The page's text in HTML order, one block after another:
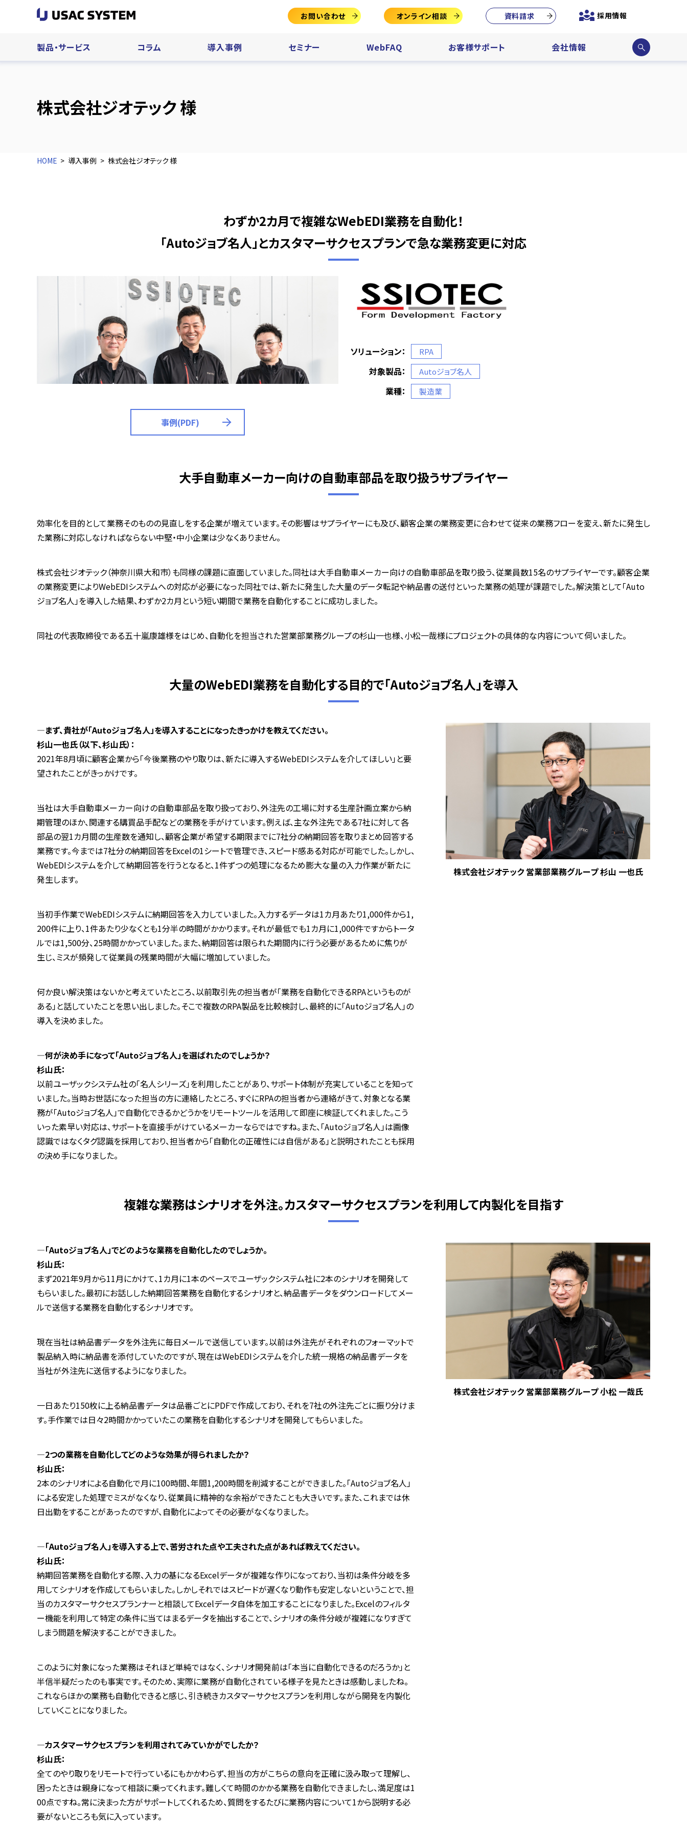
製品・サービス コラム 導入事例 セミナー WebFAQ お客様サポート 会社情報
サイ
ト内
お問い合わせ オンライン相談 資料請求 採用情報
株式会社ジオテック 様
HOME 導入事例 株式会社ジオテック 様
わずか2カ月で複雑なWebEDI業務を自動化！
「Autoジョブ名人」とカスタマーサクセスプランで急な業務変更に対応
ソリューション： RPA
対象製品： Autoジョブ名人
業種： 製造業
事例(PDF)
大手自動車メーカー向けの自動車部品を取り扱うサプライヤー
効率化を目的として業務そのものの見直しをする企業が増えています。その影響はサプライヤーにも及び、顧客企業の業務変更に合わせて従来の業務フローを変え、新たに発生し
た業務に対応しなければならない中堅・中小企業は少なくありません。
株式会社ジオテック（神奈川県大和市）も同様の課題に直面していました。同社は大手自動車メーカー向けの自動車部品を取り扱う、従業員数15名のサプライヤーです。顧客企業
の業務変更によりWebEDIシステムへの対応が必要になった同社では、新たに発生した大量のデータ転記や納品書の送付といった業務の処理が課題でした。解決策として「Auto
ジョブ名人」を導入した結果、わずか2カ月という短い期間で業務を自動化することに成功しました。
同社の代表取締役である五十嵐康雄様をはじめ、自動化を担当された営業部業務グループの杉山一也様、小松一哉様にプロジェクトの具体的な内容について伺いました。
大量のWebEDI業務を自動化する目的で「Autoジョブ名人」を導入
株式会社ジオテック 営業部業務グループ 杉山 一也氏
―まず、貴社が「Autoジョブ名人」を導入することになったきっかけを教えてください。
杉山一也氏（以下、杉山氏）：
2021年8月頃に顧客企業から「今後業務のやり取りは、新たに導入するWebEDIシステムを介してほしい」と要
望されたことがきっかけです。
当社は大手自動車メーカー向けの自動車部品を取り扱っており、外注先の工場に対する生産計画立案から納
期管理のほか、関連する購買品手配などの業務を手がけています。例えば、主な外注先である7社に対して各
部品の翌1カ月間の生産数を通知し、顧客企業が希望する期限までに7社分の納期回答を取りまとめ回答する
業務です。今までは7社分の納期回答をExcelの1シートで管理でき、スピード感ある対応が可能でした。しかし、
WebEDIシステムを介して納期回答を行うとなると、1件ずつの処理になるため膨大な量の入力作業が新たに
発生します。
当初手作業でWebEDIシステムに納期回答を入力していました。入力するデータは1カ月あたり1,000件から1,
200件に上り、1件あたり少なくとも1分半の時間がかかります。それが最低でも1カ月に1,000件ですからトータ
ルでは1,500分、25時間かかっていました。また、納期回答は限られた期間内に行う必要があるために焦りが
生じ、ミスが頻発して従業員の残業時間が大幅に増加していました。
何か良い解決策はないかと考えていたところ、以前取引先の担当者が「業務を自動化できるRPAというものが
ある」と話していたことを思い出しました。そこで複数のRPA製品を比較検討し、最終的に「Autoジョブ名人」の
導入を決めました。
―何が決め手になって「Autoジョブ名人」を選ばれたのでしょうか？
杉山氏：
以前ユーザックシステム社の「名人シリーズ」を利用したことがあり、サポート体制が充実していることを知って
いました。当時お世話になった担当の方に連絡したところ、すぐにRPAの担当者から連絡がきて、対象となる業
務が「Autoジョブ名人」で自動化できるかどうかをリモートツールを活用して即座に検証してくれました。こう
いった素早い対応は、サポートを直接手がけているメーカーならではですね。また、「Autoジョブ名人」は画像
認識ではなくタグ認識を採用しており、担当者から「自動化の正確性には自信がある」と説明されたことも採用
の決め手になりました。
複雑な業務はシナリオを外注。カスタマーサクセスプランを利用して内製化を目指す
株式会社ジオテック 営業部業務グループ 小松 一哉氏
―「Autoジョブ名人」でどのような業務を自動化したのでしょうか。
杉山氏：
まず2021年9月から11月にかけて、1カ月に1本のペースでユーザックシステム社に2本のシナリオを開発して
もらいました。最初にお話しした納期回答業務を自動化するシナリオと、納品書データをダウンロードしてメー
ルで送信する業務を自動化するシナリオです。
現在当社は納品書データを外注先に毎日メールで送信しています。以前は外注先がそれぞれのフォーマットで
製品納入時に納品書を添付していたのですが、現在はWebEDIシステムを介した統一規格の納品書データを
当社が外注先に送信するようになりました。
一日あたり150枚に上る納品書データは品番ごとにPDFで作成しており、それを7社の外注先ごとに振り分けま
す。手作業では日々2時間かかっていたこの業務を自動化するシナリオを開発してもらいました。
―2つの業務を自動化してどのような効果が得られましたか？
杉山氏：
2本のシナリオによる自動化で月に100時間、年間1,200時間を削減することができました。「Autoジョブ名人」
による安定した処理でミスがなくなり、従業員に精神的な余裕ができたことも大きいです。また、これまでは休
日出勤をすることがあったのですが、自動化によってその必要がなくなりました。
―「Autoジョブ名人」を導入する上で、苦労された点や工夫された点があれば教えてください。
杉山氏：
納期回答業務を自動化する際、入力の基になるExcelデータが複雑な作りになっており、当初は条件分岐を多
用してシナリオを作成してもらいました。しかしそれではスピードが遅くなり動作も安定しないということで、担
当のカスタマーサクセスプランナーと相談してExcelデータ自体を加工することになりました。Excelのフィルタ
ー機能を利用して特定の条件に当てはまるデータを抽出することで、シナリオの条件分岐が複雑になりすぎて
しまう問題を解決することができました。
このように対象になった業務はそれほど単純ではなく、シナリオ開発前は「本当に自動化できるのだろうか」と
半信半疑だったのも事実です。そのため、実際に業務が自動化されている様子を見たときは感動しましたね。
これならほかの業務も自動化できると感じ、引き続きカスタマーサクセスプランを利用しながら開発を内製化
していくことになりました。
―カスタマーサクセスプランを利用されてみていかがでしたか？
杉山氏：
全てのやり取りをリモートで行っているにもかかわらず、担当の方がこちらの意向を正確に汲み取って理解し、
困ったときは親身になって相談に乗ってくれます。難しくて時間のかかる業務を自動化できましたし、満足度は1
00点ですね。常に決まった方がサポートしてくれるため、質問をするたびに業務内容について1から説明する必
要がないところも気に入っています。